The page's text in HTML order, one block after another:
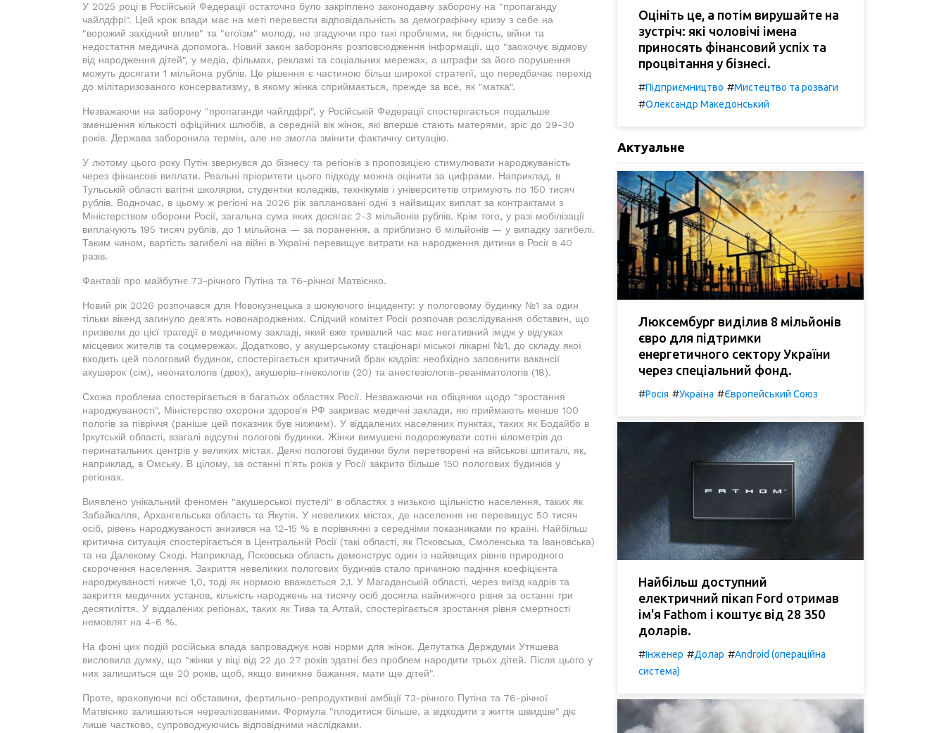
У 2025 році в Російській Федерації остаточно було закріплено законодавчу заборону на "пропаганду
чайлдфрі". Цей крок влади має на меті перевести відповідальність за демографічну кризу з себе на
"ворожий західний вплив" та "егоїзм" молоді, не згадуючи про такі проблеми, як бідність, війни та
недостатня медична допомога. Новий закон забороняє розповсюдження інформації, що "заохочує відмову
від народження дітей", у медіа, фільмах, рекламі та соціальних мережах, а штрафи за його порушення
можуть досягати 1 мільйона рублів. Це рішення є частиною більш широкої стратегії, що передбачає перехід
до мілітаризованого консерватизму, в якому жінка сприймається, прежде за все, як "матка".
Незважаючи на заборону "пропаганди чайлдфрі", у Російській Федерації спостерігається подальше
зменшення кількості офіційних шлюбів, а середній вік жінок, які вперше стають матерями, зріс до 29-30
років. Держава заборонила термін, але не змогла змінити фактичну ситуацію.
У лютому цього року Путін звернувся до бізнесу та регіонів з пропозицією стимулювати народжуваність
через фінансові виплати. Реальні пріоритети цього підходу можна оцінити за цифрами. Наприклад, в
Тульській області вагітні школярки, студентки коледжів, технікумів і університетів отримують по 150 тисяч
рублів. Водночас, в цьому ж регіоні на 2026 рік заплановані одні з найвищих виплат за контрактами з
Міністерством оборони Росії, загальна сума яких досягає 2-3 мільйонів рублів. Крім того, у разі мобілізації
виплачують 195 тисяч рублів, до 1 мільйона — за поранення, а приблизно 6 мільйонів — у випадку загибелі.
Таким чином, вартість загибелі на війні в Україні перевищує витрати на народження дитини в Росії в 40
разів.
Фантазії про майбутнє 73-річного Путіна та 76-річної Матвієнко.
Новий рік 2026 розпочався для Новокузнецька з шокуючого інциденту: у пологовому будинку №1 за один
тільки вікенд загинуло дев'ять новонароджених. Слідчий комітет Росії розпочав розслідування обставин, що
призвели до цієї трагедії в медичному закладі, який вже тривалий час має негативний імідж у відгуках
місцевих жителів та соцмережах. Додатково, у акушерському стаціонарі міської лікарні №1, до складу якої
входить цей пологовий будинок, спостерігається критичний брак кадрів: необхідно заповнити вакансії
акушерок (сім), неонатологів (двох), акушерів-гінекологів (20) та анестезіологів-реаніматологів (18).
Схожа проблема спостерігається в багатьох областях Росії. Незважаючи на обіцянки щодо "зростання
народжуваності", Міністерство охорони здоров'я РФ закриває медичні заклади, які приймають менше 100
пологів за півріччя (раніше цей показник був нижчим). У віддалених населених пунктах, таких як Бодайбо в
Іркутській області, взагалі відсутні пологові будинки. Жінки вимушені подорожувати сотні кілометрів до
перинатальних центрів у великих містах. Деякі пологові будинки були перетворені на військові шпиталі, як,
наприклад, в Омську. В цілому, за останні п'ять років у Росії закрито більше 150 пологових будинків у
регіонах.
Виявлено унікальний феномен "акушерської пустелі" в областях з низькою щільністю населення, таких як
Забайкалля, Архангельська область та Якутія. У невеликих містах, де населення не перевищує 50 тисяч
осіб, рівень народжуваності знизився на 12-15 % в порівнянні з середніми показниками по країні. Найбільш
критична ситуація спостерігається в Центральній Росії (такі області, як Псковська, Смоленська та Івановська)
та на Далекому Сході. Наприклад, Псковська область демонструє один із найвищих рівнів природного
скорочення населення. Закриття невеликих пологових будинків стало причиною падіння коефіцієнта
народжуваності нижче 1,0, тоді як нормою вважається 2,1. У Магаданській області, через виїзд кадрів та
закриття медичних установ, кількість народжень на тисячу осіб досягла найнижчого рівня за останні три
десятиліття. У віддалених регіонах, таких як Тива та Алтай, спостерігається зростання рівня смертності
немовлят на 4-6 %.
На фоні цих подій російська влада запроваджує нові норми для жінок. Депутатка Держдуми Утяшева
висловила думку, що "жінки у віці від 22 до 27 років здатні без проблем народити трьох дітей. Після цього у
них залишиться ще 20 років, щоб, якщо виникне бажання, мати ще дітей".
Проте, враховуючи всі обставини, фертильно-репродуктивні амбіції 73-річного Путіна та 76-річної
Матвієнко залишаються нереалізованими. Формула "плодитися більше, а відходити з життя швидше" діє
лише частково, супроводжуючись відповідними наслідками.
Оцініть це, а потім вирушайте на
зустріч: які чоловічі імена
приносять фінансовий успіх та
процвітання у бізнесі.
#Підприємництво #Мистецтво та розваги
#Олександр Македонський
Актуальне
Люксембург виділив 8 мільйонів
євро для підтримки
енергетичного сектору України
через спеціальний фонд.
#Росія #Україна #Європейський Союз
Найбільш доступний
електричний пікап Ford отримав
ім'я Fathom і коштує від 28 350
доларів.
#Інженер #Долар #Android (операційна
система)